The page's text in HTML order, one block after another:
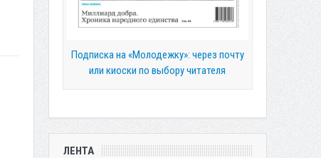
Подписка на «Молодежку»: через почту
или киоски по выбору читателя
ЛЕНТА